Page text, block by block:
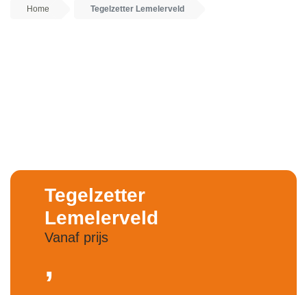
Home Tegelzetter Lemelerveld
Tegelzetter
Lemelerveld
Vanaf prijs
,